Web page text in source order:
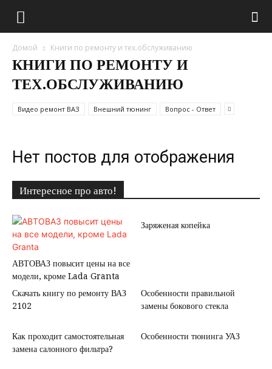
Домой Книги по ремонту и тех.обслуживанию
КНИГИ ПО РЕМОНТУ И
ТЕХ.ОБСЛУЖИВАНИЮ
Видео ремонт ВАЗ Внешний тюнинг Вопрос - Ответ
Нет постов для отображения
Интересное про авто!
АВТОВАЗ повысит цены на все
модели, кроме Lada Granta
Заряженая копейка
Скачать книгу по ремонту ВАЗ
2102
Особенности правильной
замены бокового стекла
Как проходит самостоятельная
замена салонного фильтра?
Особенности тюнинга УАЗ